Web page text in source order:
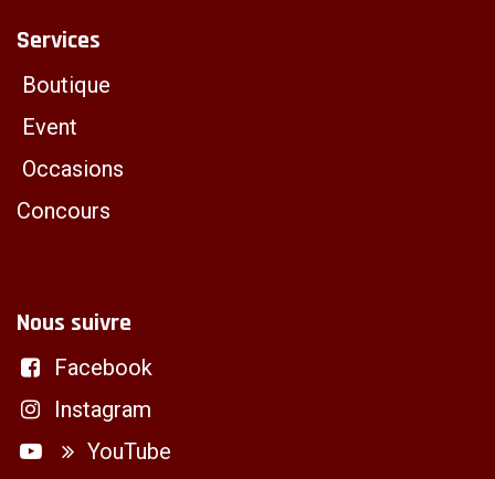
Services
Boutique
Event
Occasions
Concours
Nous suivre
Facebook
Instagram
YouTube